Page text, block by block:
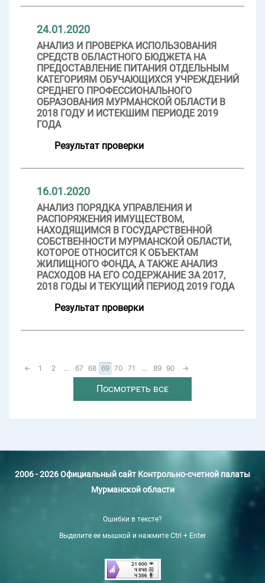
24.01.2020
АНАЛИЗ И ПРОВЕРКА ИСПОЛЬЗОВАНИЯ
СРЕДСТВ ОБЛАСТНОГО БЮДЖЕТА НА
ПРЕДОСТАВЛЕНИЕ ПИТАНИЯ ОТДЕЛЬНЫМ
КАТЕГОРИЯМ ОБУЧАЮЩИХСЯ УЧРЕЖДЕНИЙ
СРЕДНЕГО ПРОФЕССИОНАЛЬНОГО
ОБРАЗОВАНИЯ МУРМАНСКОЙ ОБЛАСТИ В
2018 ГОДУ И ИСТЕКШИМ ПЕРИОДЕ 2019
ГОДА
Результат проверки
16.01.2020
АНАЛИЗ ПОРЯДКА УПРАВЛЕНИЯ И
РАСПОРЯЖЕНИЯ ИМУЩЕСТВОМ,
НАХОДЯЩИМСЯ В ГОСУДАРСТВЕННОЙ
СОБСТВЕННОСТИ МУРМАНСКОЙ ОБЛАСТИ,
КОТОРОЕ ОТНОСИТСЯ К ОБЪЕКТАМ
ЖИЛИЩНОГО ФОНДА, А ТАКЖЕ АНАЛИЗ
РАСХОДОВ НА ЕГО СОДЕРЖАНИЕ ЗА 2017,
2018 ГОДЫ И ТЕКУЩИЙ ПЕРИОД 2019 ГОДА
Результат проверки
← 1 2 ... 67 68 69 70 71 ... 89 90 →
Посмотреть все
2006 - 2026 Официальный сайт Контрольно-счетной палаты
Мурманской области
Ошибки в тексте?
Выделите ее мышкой и нажмите Ctrl + Enter